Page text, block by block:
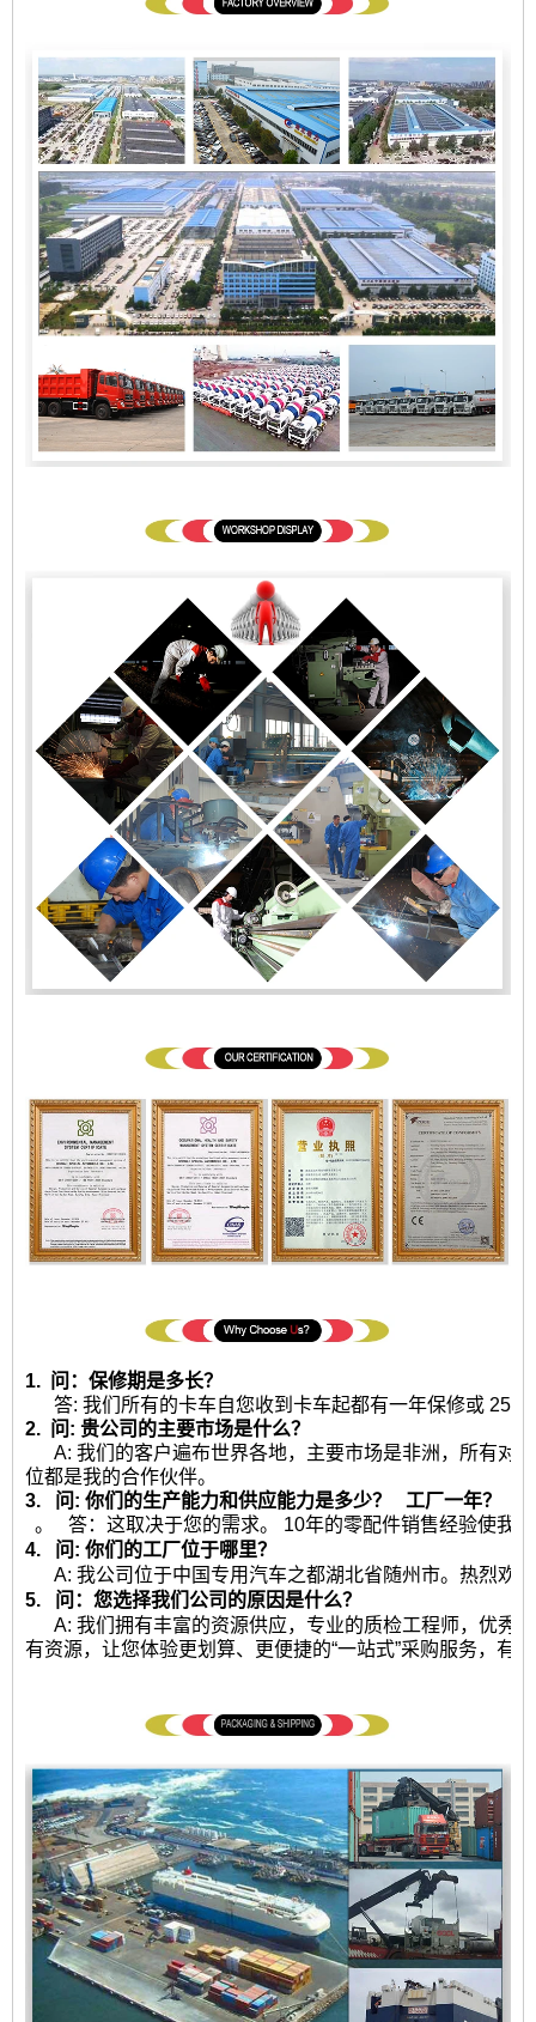
1. 问：保修期是多长？
答: 我们所有的卡车自您收到卡车起都有一年保修或
2. 问: 贵公司的主要市场是什么？
A: 我们的客户遍布世界各地，主要市场是非洲，所有对
位都是我的合作伙伴。
3. 问: 你们的生产能力和供应能力是多少？
工厂一年？
。 答：这取决于您的需求。 10年的零配件销售经验使我
4. 问: 你们的工厂位于哪里？
A: 我公司位于中国专用汽车之都湖北省随州市。热烈欢
5. 问：您选择我们公司的原因是什么？
A: 我们拥有丰富的资源供应，专业的质检工程师，优秀
有资源，让您体验更划算、更便捷的“一站式”采购服务，有